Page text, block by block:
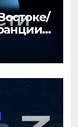
/
РЕН